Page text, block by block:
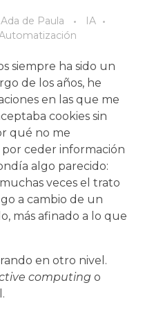
Ada de Paula
IA
siempre ha sido un
de los años, he
en las que me
cookies sin
qué no me
ceder información
algo parecido:
veces el trato
a cambio de un
más afinado a lo que
en otro nivel.
computing o